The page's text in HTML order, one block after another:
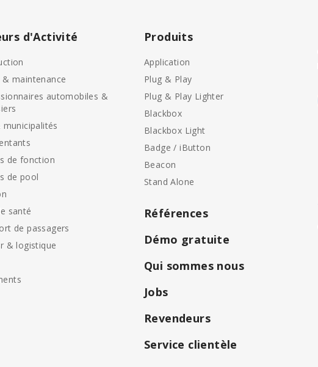
d'Activité
& maintenance
automobiles &
municipalités
de fonction
de pool
santé
de passagers
& logistique
Produits
Application
Plug & Play
Plug & Play Lighter
Blackbox
Blackbox Light
Badge / iButton
Beacon
Stand Alone
Références
Démo gratuite
Qui sommes nous
Jobs
Revendeurs
Service clientèle